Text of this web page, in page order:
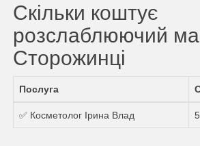
Скільки коштує
розслаблюючий
Сторожинці
Послуга
✅ Косметолог Ірина Влад